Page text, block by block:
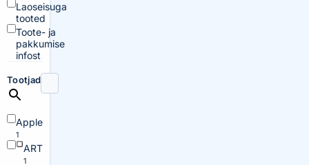
Laoseisuga
tooted
Toote- ja
pakkumise
infost
Tootjad
Apple
1
ART
1